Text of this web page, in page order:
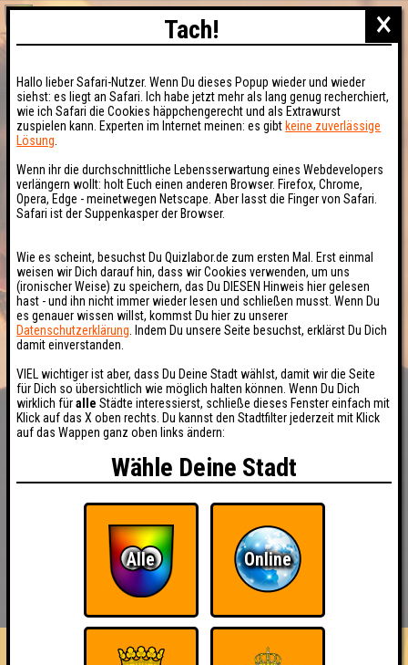
HIGHSCORE RESERVIERUNG
FAQ ÜBER UNS
×
Tach!
Hallo lieber Safari-Nutzer. Wenn Du dieses Popup wieder und wieder
siehst: es liegt an Safari. Ich habe jetzt mehr als lang genug recherchiert,
wie ich Safari die Cookies häppchengerecht und als Extrawurst
zuspielen kann. Experten im Internet meinen: es gibt keine zuverlässige
Lösung
Wenn ihr die durchschnittliche Lebensserwartung eines Webdevelopers
verlängern wollt: holt Euch einen anderen Browser. Firefox, Chrome,
Opera, Edge - meinetwegen Netscape. Aber lasst die Finger von Safari.
Safari ist der Suppenkasper der Browser.
Wie es scheint, besuchst Du Quizlabor.de zum ersten Mal. Erst einmal
weisen wir Dich darauf hin, dass wir Cookies verwenden, um uns
(ironischer Weise) zu speichern, das Du DIESEN Hinweis hier gelesen
hast - und ihn nicht immer wieder lesen und schließen musst. Wenn Du
es genauer wissen willst, kommst Du hier zu unserer
Datenschutzerklärung . Indem Du unsere Seite besuchst, erklärst Du Dich
damit einverstanden.
VIEL wichtiger ist aber, dass Du Deine Stadt wählst, damit wir die Seite
für Dich so übersichtlich wie möglich halten können. Wenn Du Dich
wirklich füralle Städte interessierst, schließe dieses Fenster einfach mit
Klick auf das X oben rechts. Du kannst den Stadtfilter jederzeit mit Klick
auf das Wappen ganz oben links ändern:
Wähle Deine Stadt
Alle Online